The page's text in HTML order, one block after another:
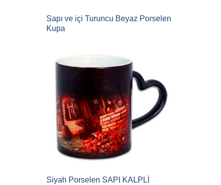
Sapı ve içi Turuncu Beyaz Porselen
Kupa
Siyah Porselen SAPI KALPLİ